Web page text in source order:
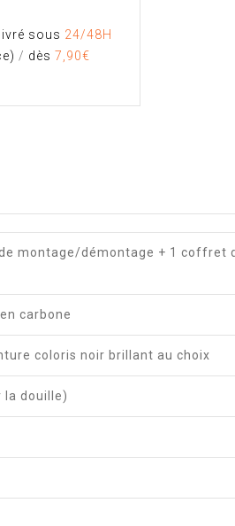
livré sous 24/48H
/ dès 7,90€
montage/démontage + 1 coffret
carbone
coloris noir brillant au choix
la douille)